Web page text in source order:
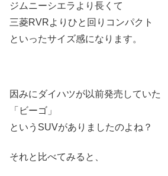
ジムニーシエラより長くて
三菱RVRよりひと回りコンパクト
といったサイズ感になります。
因みにダイハツが以前発売していた
「ビーゴ」
というSUVがありましたのよね？
それと比べてみると、